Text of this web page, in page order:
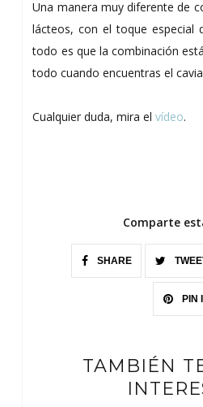
Una manera muy diferente de
lácteos, con el toque especial
todo es que la combinación
todo cuando encuentras el
Cualquier duda, mira elvídeo.
Comparte
SHARE
PIN
TAMBIÉN